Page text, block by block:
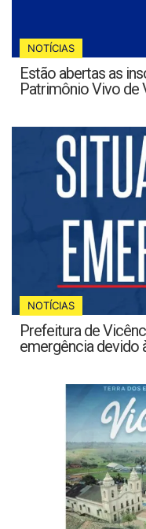
NOTÍCIAS
Estão abertas as
Patrimônio Vivo de
NOTÍCIAS
Prefeitura de
emergência devido